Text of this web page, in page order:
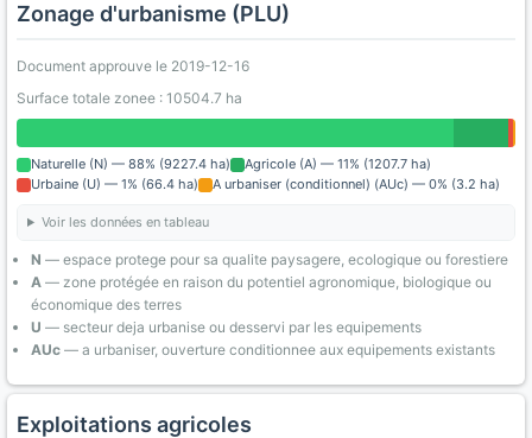
Zonage d'urbanisme (PLU)
Document approuve le 2019-12-16
Surface totale zonee : 10504.7 ha
Naturelle (N) — 88% (9227.4 ha)
Agricole (A) — 11% (1207.7 ha)
Urbaine (U) — 1% (66.4 ha)
A urbaniser (conditionnel) (AUc) — 0% (3.2 ha)
Voir les données en tableau
N — espace protege pour sa qualite paysagere, ecologique ou forestiere
A — zone protégée en raison du potentiel agronomique, biologique ou
économique des terres
U — secteur deja urbanise ou desservi par les equipements
AUc — a urbaniser, ouverture conditionnee aux equipements existants
Exploitations agricoles